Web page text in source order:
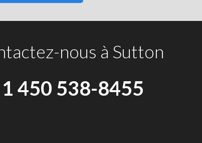
nous à Sutton
1 450 538-8455